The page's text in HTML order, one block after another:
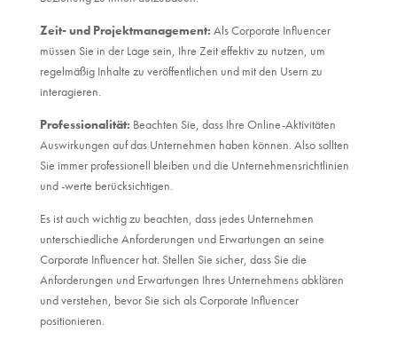
Zeit- und Projektmanagement: Als Corporate Influencer
müssen Sie in der Lage sein, Ihre Zeit effektiv zu nutzen, um
regelmäßig Inhalte zu veröffentlichen und mit den Usern zu
interagieren.
Professionalität: Beachten Sie, dass Ihre Online-Aktivitäten
Auswirkungen auf das Unternehmen haben können. Also sollten
Sie immer professionell bleiben und die Unternehmensrichtlinien
und -werte berücksichtigen.
Es ist auch wichtig zu beachten, dass jedes Unternehmen
unterschiedliche Anforderungen und Erwartungen an seine
Corporate Influencer hat. Stellen Sie sicher, dass Sie die
Anforderungen und Erwartungen Ihres Unternehmens abklären
und verstehen, bevor Sie sich als Corporate Influencer
positionieren.